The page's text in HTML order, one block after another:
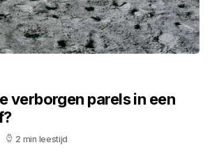
verborgen parels in een
2 min leestijd